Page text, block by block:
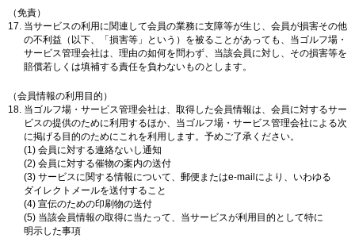
（免責）
当サービスの利用に関連して会員の業務に支障等が生じ、会員が損害その他
の不利益（以下、「損害等」という）を被ることがあっても、当ゴルフ場・
サービス管理会社は、理由の如何を問わず、当該会員に対し、その損害等を
賠償若しくは填補する責任を負わないものとします。
（会員情報の利用目的）
当ゴルフ場・サービス管理会社は、取得した会員情報は、会員に対するサー
ビスの提供のために利用するほか、当ゴルフ場・サービス管理会社による次
に掲げる目的のためにこれを利用します。予めご了承ください。
(1) 会員に対する連絡ないし通知
(2) 会員に対する催物の案内の送付
(3) サービスに関する情報について、郵便またはe-mailにより、いわゆる
ダイレクトメールを送付すること
(4) 宣伝のための印刷物の送付
(5) 当該会員情報の取得に当たって、当サービスが利用目的として特に
明示した事項